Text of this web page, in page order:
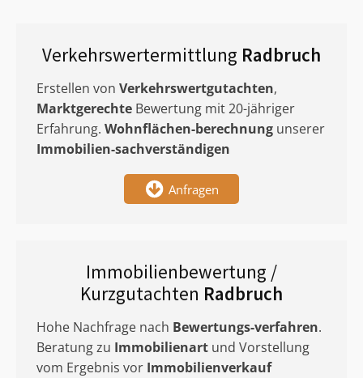
Verkehrswertermittlung Radbruch
Erstellen von Verkehrswertgutachten,
Marktgerechte Bewertung mit 20-jähriger
Erfahrung. Wohnflächen-berechnung unserer
Immobilien-sachverständigen
Anfragen
Immobilienbewertung /
Kurzgutachten Radbruch
Hohe Nachfrage nach Bewertungs-verfahren.
Beratung zu Immobilienart und Vorstellung
vom Ergebnis vor Immobilienverkauf